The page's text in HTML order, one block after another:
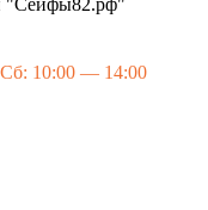
Сб: 10:00 — 14:00